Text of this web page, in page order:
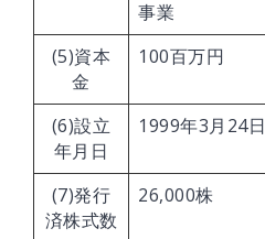
事業
(5)資本
金
100百万円
(6)設立
年月日
1999年3月24日
(7)発行
済株式数
26,000株